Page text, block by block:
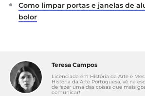
Como limpar portas e janelas de
bolor
Teresa Campos
Licenciada em História da Arte e
História da Arte Portuguesa, vê na
de fazer uma das coisas que mais
comunicar!